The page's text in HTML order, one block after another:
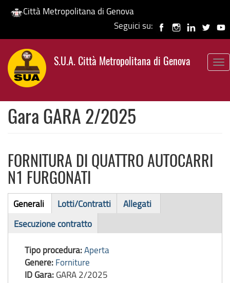
Salta
contenuto
principale
Città Metropolitana di Genova
Seguici su:
S.U.A. Città Metropolitana di Genova
Gara GARA 2/2025
FORNITURA DI QUATTRO AUTOCARRI
N1 FURGONATI
Bando
di
Generali
attiva)
Lotti/Contratti
Allegati
Esecuzione contratto
Tipo procedura:Aperta
Genere: Forniture
ID Gara: GARA 2/2025